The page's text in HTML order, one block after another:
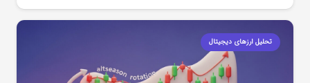
تحلیل ارزهای دیجیتال